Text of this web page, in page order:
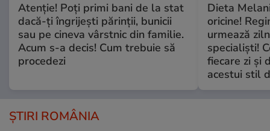
Atenție! Poți primi bani de la stat
dacă-ți îngrijești părinții, bunicii
sau pe cineva vârstnic din familie.
Acum s-a decis! Cum trebuie să
procedezi
Dieta
oricine!
urmează
specialiști!
fiecare zi și
acestui stil
ȘTIRI ROMÂNIA